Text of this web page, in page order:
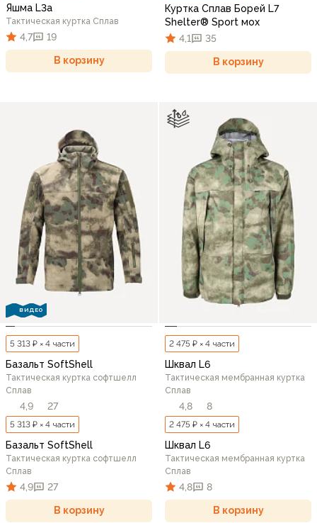
Яшма L3a
Тактическая куртка Сплав
4,7 19
В корзину
Куртка Сплав Борей L7
Shelter® Sport мох
4,1
35
В корзину
ВИДЕО
5 313 ₽ × 4 части
Базальт SoftShell
Тактическая куртка софтшелл
Сплав
4,9 27
5 313 ₽ × 4 части
Базальт SoftShell
Тактическая куртка софтшелл
Сплав
4,9 27
В корзину
2 475 ₽ × 4 части
Шквал L6
Тактическая мембранная куртка
Сплав
4,8 8
2 475 ₽ × 4 части
Шквал L6
Тактическая мембранная куртка
Сплав
4,8 8
В корзину